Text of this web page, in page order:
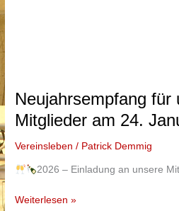
Neujahrsempfang für
Mitglieder am 24.
Vereinsleben / Patrick Demmig
2026 – Einladung an unsere
Neujahrsempfang
Weiterlesen »